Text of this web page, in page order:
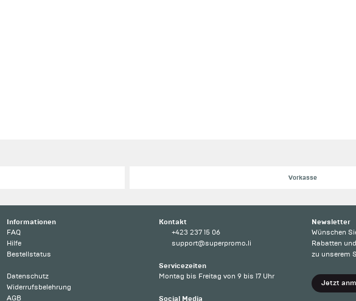
Vorkasse
Informationen
FAQ
Hilfe
Bestellstatus
Datenschutz
Widerrufsbelehrung
AGB
Kontakt
+423 237 15 06
support@superpromo.li
Servicezeiten
Montag bis Freitag von 9 bis 17 Uhr
Social Media
Newsletter
Wünschen
Rabatten
zu unserem
Jetzt